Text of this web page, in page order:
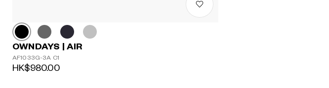
OWNDAYS | AIR
AF1033G-3A C1
HK$980.00